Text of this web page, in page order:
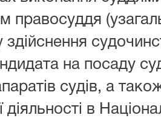
правосуддя
здійснення
на посаду
судів, а
в